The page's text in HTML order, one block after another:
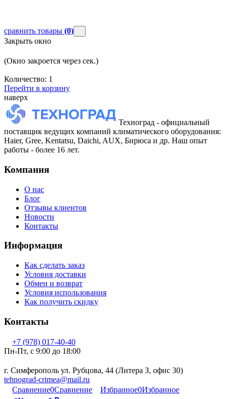
сравнить товары (0)
Закрыть окно
(Окно закроется через сек.)
Количество: 1
Перейти в корзину
наверх
Техноград - официальный
поставщик ведущих компаний климатического оборудования:
Haier, Gree, Kentatsu, Daichi, AUX, Бирюса и др. Наш опыт
работы - более 16 лет.
Компания
О нас
Блог
Отзывы клиентов
Новости
Контакты
Информация
Как сделать заказ
Условия доставки
Обмен и возврат
Условия использования
Как получить скидку
Контакты
+7 (978) 017-40-40
Пн-Пт, c 9:00 до 18:00
г. Симферополь ул. Рубцова, 44 (Литера З, офис 30)
tehnograd-crimea@mail.ru
Сравнение0Сравнение Избранное0Избранное